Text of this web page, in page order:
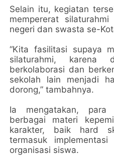
Selain itu, kegiatan
mempererat
negeri dan swasta se-
“Kita fasilitasi supaya
silaturahmi,
berkolaborasi dan
sekolah lain menjadi
dorong,” tambahnya.
Ia mengatakan,
berbagai materi
karakter, baik hard
termasuk
organisasi siswa.